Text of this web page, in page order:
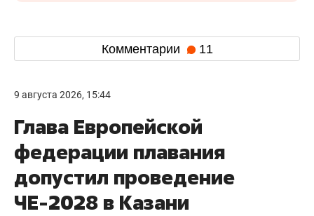
Комментарии 11
9 августа 2026, 15:44
Глава Европейской
федерации плавания
допустил проведение
ЧЕ-2028 в Казани